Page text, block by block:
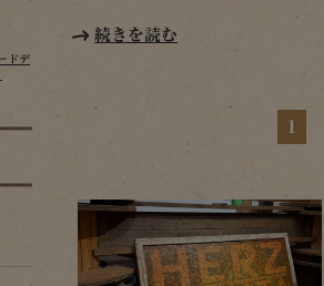
ドデ
続きを読む
1